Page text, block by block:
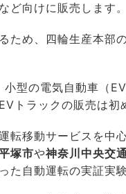
ど向けに販売します。
ため、四輪生産本部
小型の電気自動車（
トラックの販売は初
転移動サービスを中
塚市や神奈川中央交
た自動運転の実証実